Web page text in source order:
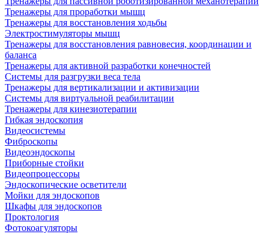
Тренажеры для проработки мышц
Тренажеры для восстановления ходьбы
Электростимуляторы мышц
Тренажеры для восстановления равновесия, координации и
баланса
Тренажеры для активной разработки конечностей
Системы для разгрузки веса тела
Тренажеры для вертикализации и активизации
Системы для виртуальной реабилитации
Тренажеры для кинезиотерапии
Гибкая эндоскопия
Видеосистемы
Фиброскопы
Видеоэндоскопы
Приборные стойки
Видеопроцессоры
Эндоскопические осветители
Мойки для эндоскопов
Шкафы для эндоскопов
Проктология
Фотокоагуляторы